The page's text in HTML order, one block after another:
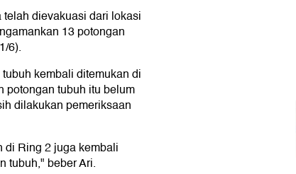
dievakuasi dari lokasi
13 potongan
6).
kembali ditemukan di
potongan tubuh itu belum
dilakukan pemeriksaan
di Ring 2 juga kembali
tubuh," beber Ari.